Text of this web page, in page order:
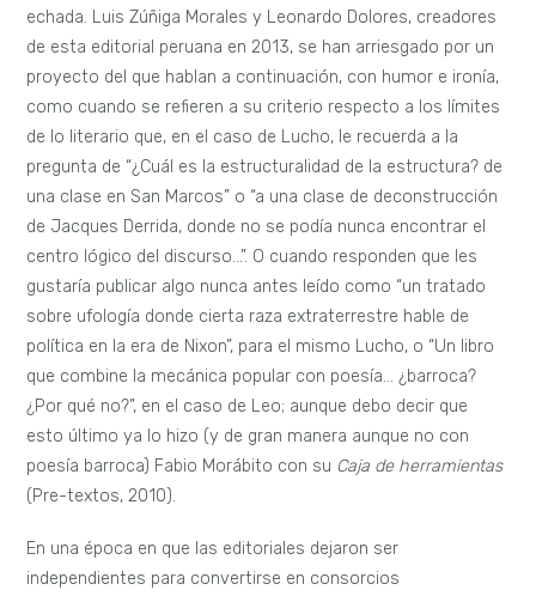
echada. Luis Zúñiga Morales y Leonardo Dolores, creadores
de esta editorial peruana en 2013, se han arriesgado por un
proyecto del que hablan a continuación, con humor e ironía,
como cuando se refieren a su criterio respecto a los límites
de lo literario que, en el caso de Lucho, le recuerda a la
pregunta de “¿Cuál es la estructuralidad de la estructura? de
una clase en San Marcos” o “a una clase de deconstrucción
de Jacques Derrida, donde no se podía nunca encontrar el
centro lógico del discurso…”. O cuando responden que les
gustaría publicar algo nunca antes leído como “un tratado
sobre ufología donde cierta raza extraterrestre hable de
política en la era de Nixon”, para el mismo Lucho, o “Un libro
que combine la mecánica popular con poesía… ¿barroca?
¿Por qué no?”, en el caso de Leo; aunque debo decir que
esto último ya lo hizo (y de gran manera aunque no con
poesía barroca) Fabio Morábito con su Caja de herramientas
(Pre-textos, 2010).
En una época en que las editoriales dejaron ser
independientes para convertirse en consorcios